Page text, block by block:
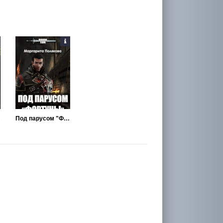
Под парусом "Фортуны"